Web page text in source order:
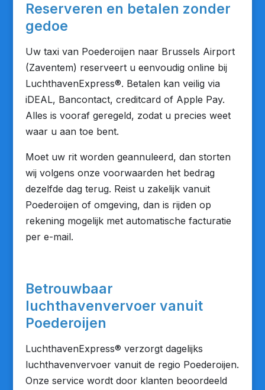
Reserveren en betalen zonder
gedoe
Uw taxi van Poederoijen naar Brussels Airport
(Zaventem) reserveert u eenvoudig online bij
LuchthavenExpress®. Betalen kan veilig via
iDEAL, Bancontact, creditcard of Apple Pay.
Alles is vooraf geregeld, zodat u precies weet
waar u aan toe bent.
Moet uw rit worden geannuleerd, dan storten
wij volgens onze voorwaarden het bedrag
dezelfde dag terug. Reist u zakelijk vanuit
Poederoijen of omgeving, dan is rijden op
rekening mogelijk met automatische facturatie
per e-mail.
Betrouwbaar
luchthavenvervoer vanuit
Poederoijen
LuchthavenExpress® verzorgt dagelijks
luchthavenvervoer vanuit de regio Poederoijen.
Onze service wordt door klanten beoordeeld